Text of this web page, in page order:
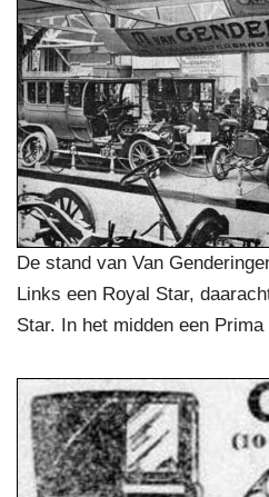
De stand van Van
Links een Royal Star,
Star. In het midden een